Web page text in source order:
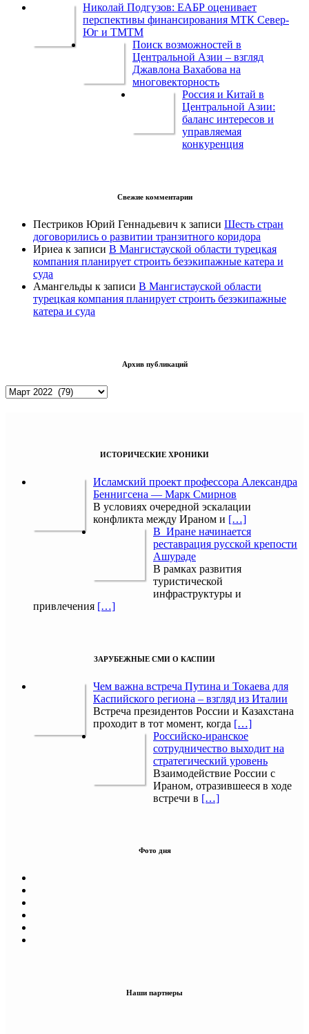
Николай Подгузов: ЕАБР оценивает
перспективы финансирования МТК Север-
Юг и ТМТМ
Поиск возможностей в
Центральной Азии – взгляд
Джавлона Вахабова на
многовекторность
Россия и Китай в
Центральной Азии:
баланс интересов и
управляемая
конкуренция
Свежие комментарии
Пестриков Юрий Геннадьевич к записи Шесть стран
договорились о развитии транзитного коридора
Ириеа к записи В Мангистауской области турецкая
компания планирует строить безэкипажные катера и
суда
Амангельды к записи В Мангистауской области
турецкая компания планирует строить безэкипажные
катера и суда
Архив публикаций
Архив
ИСТОРИЧЕСКИЕ ХРОНИКИ
Исламский проект профессора Александра
Беннигсена — Марк Смирнов
В условиях очередной эскалации
конфликта между Ираном и […]
В Иране начинается
реставрация русской крепости
Ашураде
В рамках развития
туристической
инфраструктуры и
привлечения […]
ЗАРУБЕЖНЫЕ СМИ О КАСПИИ
Чем важна встреча Путина и Токаева для
Каспийского региона – взгляд из Италии
Встреча президентов России и Казахстана
проходит в тот момент, когда […]
Российско-иранское
сотрудничество выходит на
стратегический уровень
Взаимодействие России с
Ираном, отразившееся в ходе
встречи в […]
Фото дня
Наши партнеры